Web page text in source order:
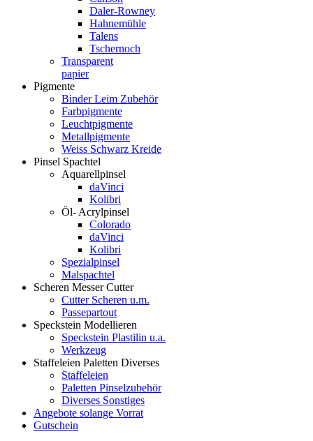
Daler-Rowney
Hahnemühle
Talens
Tschernoch
Transparent
papier
Pigmente
Binder Leim Zubehör
Farbpigmente
Leuchtpigmente
Metallpigmente
Weiss Schwarz Kreide
Pinsel Spachtel
Aquarellpinsel
daVinci
Kolibri
Öl- Acrylpinsel
Colorado
daVinci
Kolibri
Spezialpinsel
Malspachtel
Scheren Messer Cutter
Cutter Scheren u.m.
Passepartout
Speckstein Modellieren
Speckstein Plastilin u.a.
Werkzeug
Staffeleien Paletten Diverses
Staffeleien
Paletten Pinselzubehör
Diverses Sonstiges
Angebote solange Vorrat
Gutschein